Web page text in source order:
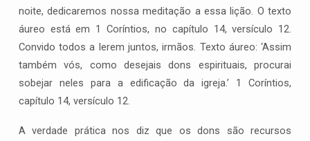
noite, dedicaremos nossa meditação a essa lição. O texto
áureo está em 1 Coríntios, no capítulo 14, versículo 12.
Convido todos a lerem juntos, irmãos. Texto áureo: ‘Assim
também vós, como desejais dons espirituais, procurai
sobejar neles para a edificação da igreja.’ 1 Coríntios,
capítulo 14, versículo 12.
A verdade prática nos diz que os dons são recursos